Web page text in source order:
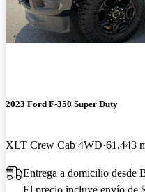
2023 Ford F-350 Super Duty
XLT Crew Cab 4WD 61,443
Entrega a domicilio desde